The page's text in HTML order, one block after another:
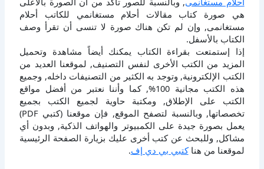
هي صورة كتاب مقالات أحلام مستغانمي للكاتب أحلام
مستغانمى, وإن لم تكن هناك صورة لا تنسى أن تقرأ وصف
الكتاب بالأسفل.
إذا إستمتعت بقراءة الكتاب يمكنك أيضاً مشاهدة وتحميل
المزيد من الكتب الأخرى لنفس التصنيف, لموقعنا العديد من
الكتب الإلكترونية, وتوجد به الكثير من التصنيفات داخله, وجميع
هذه الكتب مجانية 100%, كما وأننا نعتبر من أفضل مواقع
الكتب على الإطلاق, ومكتبة حاوية لجميع الكتب بجميع
تخصصاتها, وبالنسبة لتصفح الموقع, فإن موقعنا (كتبي PDF)
يعمل بصورة جيدة على الكمبيوتر والهواتف الذكية, وبدون أي
مشاكل, وللبحث عن كتب أخرى عليك بزيارة الصفحة الرئيسية
لموقعنا من هناكتبي بي دي إف.